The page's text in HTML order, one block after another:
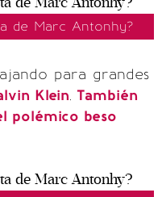
de Marc Antonhy?
para grandes
Klein. También
polémico beso